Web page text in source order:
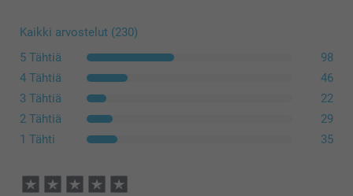
Kaikki arvostelut (230)
5 Tähtiä
98
4 Tähtiä
46
3 Tähtiä
22
2 Tähtiä
29
1 Tähti
35